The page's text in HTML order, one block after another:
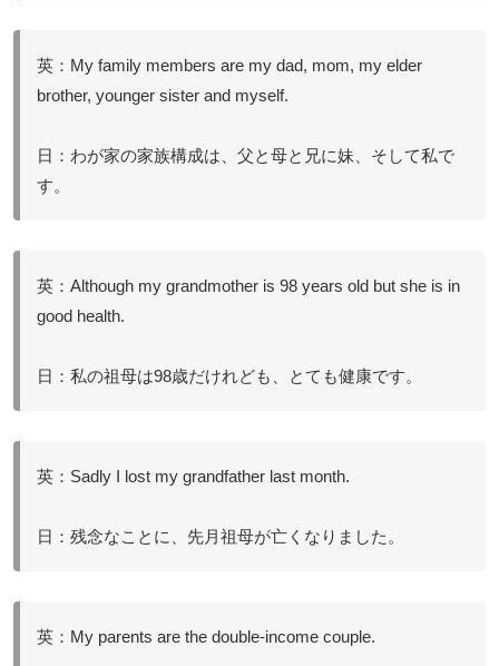
英：My family members are my dad, mom, my elder
brother, younger sister and myself.
日：わが家の家族構成は、父と母と兄に妹、そして私で
す。
英：Although my grandmother is 98 years old but she is in
good health.
日：私の祖母は98歳だけれども、とても健康です。
英：Sadly I lost my grandfather last month.
日：残念なことに、先月祖母が亡くなりました。
英：My parents are the double-income couple.